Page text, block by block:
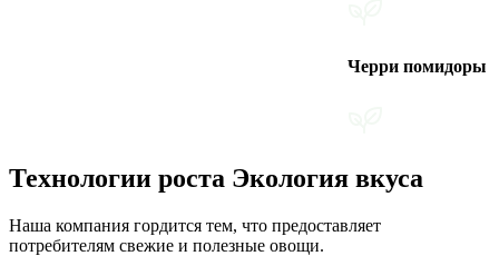
Черри помидоры
Технологии роста Экология вкуса
Наша компания гордится тем, что предоставляет
потребителям свежие и полезные овощи.